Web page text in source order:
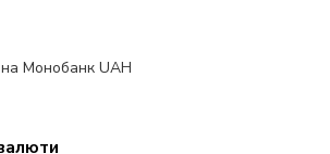
Монобанк UAH